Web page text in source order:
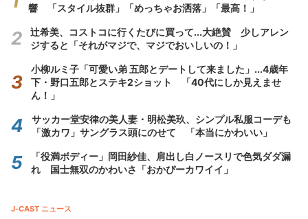
響 「スタイル抜群」「めっちゃお洒落」「最高！」
辻希美、コストコに行くたびに買って...大絶賛 少しアレン
ジすると「それがマジで、マジでおいしいの！」
小柳ルミ子「可愛い弟 五郎とデートして来ました」...4歳年
下・野口五郎とステキ2ショット 「40代にしか見えませ
ん！」
サッカー堂安律の美人妻・明松美玖、シンプル私服コーデも
「激カワ」サングラス頭にのせて 「本当にかわいい」
「役満ボディー」岡田紗佳、肩出し白ノースリで色気ダダ漏
れ 国士無双のかわいさ「おかぴーカワイイ」
J-CAST ニュース